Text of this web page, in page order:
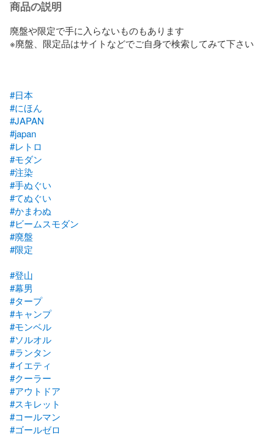
商品の説明
廃盤や限定で手に入らないものもあります
※廃盤、限定品はサイトなどでご自身で検索してみて下さい
#日本
#にほん
#JAPAN
#japan
#レトロ
#モダン
#注染
#手ぬぐい
#てぬぐい
#かまわぬ
#ビームスモダン
#廃盤
#限定
#登山
#幕男
#タープ
#キャンプ
#モンベル
#ソルオル
#ランタン
#イエティ
#クーラー
#アウトドア
#スキレット
#コールマン
#ゴールゼロ